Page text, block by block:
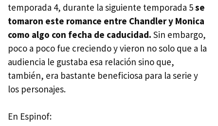
temporada 4, durante la siguiente temporada 5se
tomaron este romance entre Chandler y Monica
como algo con fecha de caducidad. Sin embargo,
poco a poco fue creciendo y vieron no solo que a la
audiencia le gustaba esa relación sino que,
también, era bastante beneficiosa para la serie y
los personajes.
En Espinof: